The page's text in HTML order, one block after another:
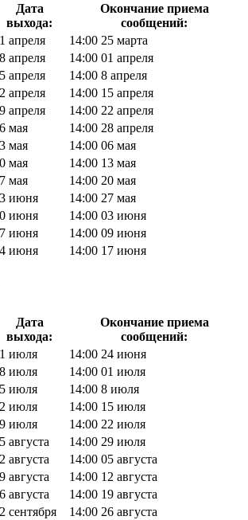
Дата
выхода:
Окончание приема
сообщений:
апреля
14:00 25 марта
апреля
14:00 01 апреля
апреля
14:00 8 апреля
апреля
14:00 15 апреля
апреля
14:00 22 апреля
мая
14:00 28 апреля
мая
14:00 06 мая
мая
14:00 13 мая
мая
14:00 20 мая
июня
14:00 27 мая
июня
14:00 03 июня
июня
14:00 09 июня
июня 14:00 17 июня
Дата
выхода:
Окончание приема
сообщений:
июля
14:00 24 июня
июля
14:00 01 июля
июля
14:00 8 июля
июля
14:00 15 июля
июля
14:00 22 июля
августа
14:00 29 июля
августа
14:00 05 августа
августа
14:00 12 августа
августа
14:00 19 августа
сентября
14:00 26 августа